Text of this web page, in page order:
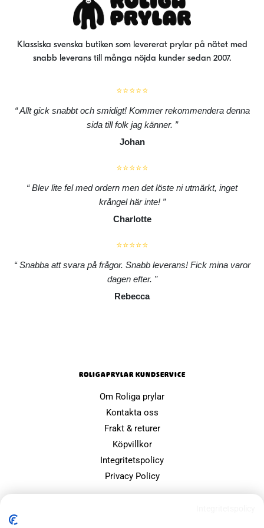
Klassiska svenska butiken som levererat prylar på nätet med
snabb leverans till många nöjda kunder sedan 2007.
⭐⭐⭐⭐⭐
Allt gick snabbt och smidigt! Kommer rekommendera denna
sida till folk jag känner.
Johan
⭐⭐⭐⭐⭐
Blev lite fel med ordern men det löste ni utmärkt, inget
krångel här inte!
Charlotte
⭐⭐⭐⭐⭐
Snabba att svara på frågor. Snabb leverans! Fick mina varor
dagen efter.
Rebecca
ROLIGAPRYLAR KUNDSERVICE
Om Roliga prylar
Kontakta oss
Frakt & returer
Köpvillkor
Integritetspolicy
Privacy Policy